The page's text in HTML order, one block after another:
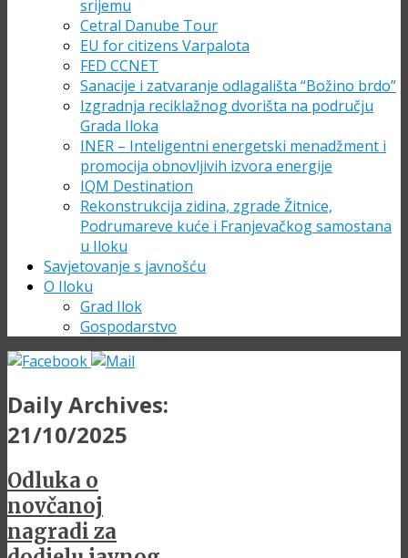
srijemu
Cetral Danube Tour
EU for citizens Varpalota
FED CCNET
Sanacije i zatvaranje odlagališta “Božino brdo”
Izgradnja reciklažnog dvorišta na području
Grada Iloka
INER – Inteligentni energetski menadžment i
promocija obnovljivih izvora energije
IQM Destination
Rekonstrukcija zidina, zgrade Žitnice,
Podrumareve kuće i Franjevačkog samostana
u Iloku
Savjetovanje s javnošću
O Iloku
Grad Ilok
Gospodarstvo
Daily Archives:
21/10/2025
Odluka o
novčanoj
nagradi za